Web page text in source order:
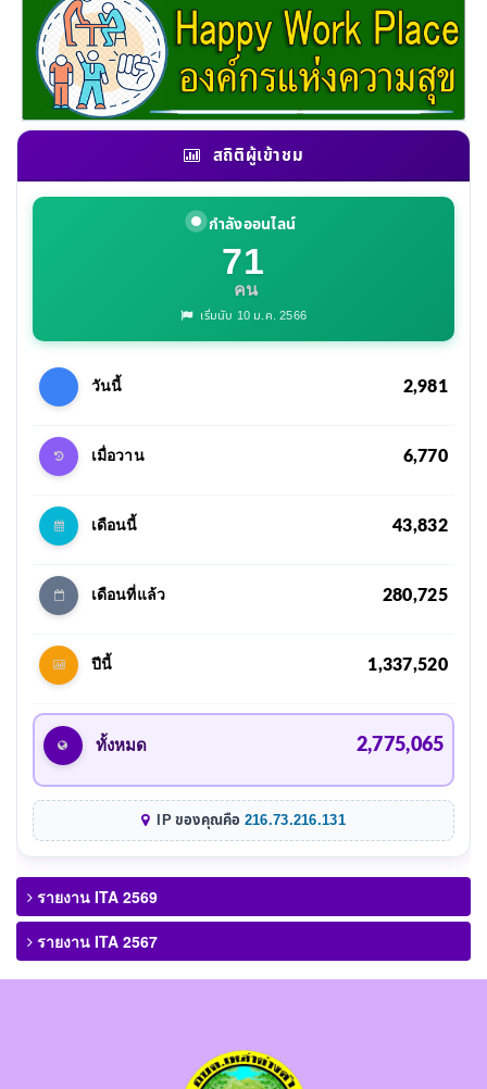
สถิติผู้เข้าชม
กำลังออนไลน์
71
คน
เริ่มนับ 10 ม.ค. 2566
วันนี้ 2,981
เมื่อวาน 6,770
เดือนนี้ 43,832
เดือนที่แล้ว 280,725
ปีนี้ 1,337,520
ทั้งหมด 2,775,065
IP ของคุณคือ 216.73.216.131
รายงาน ITA 2569
รายงาน ITA 2567